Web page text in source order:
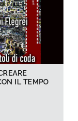
IL TEMPO